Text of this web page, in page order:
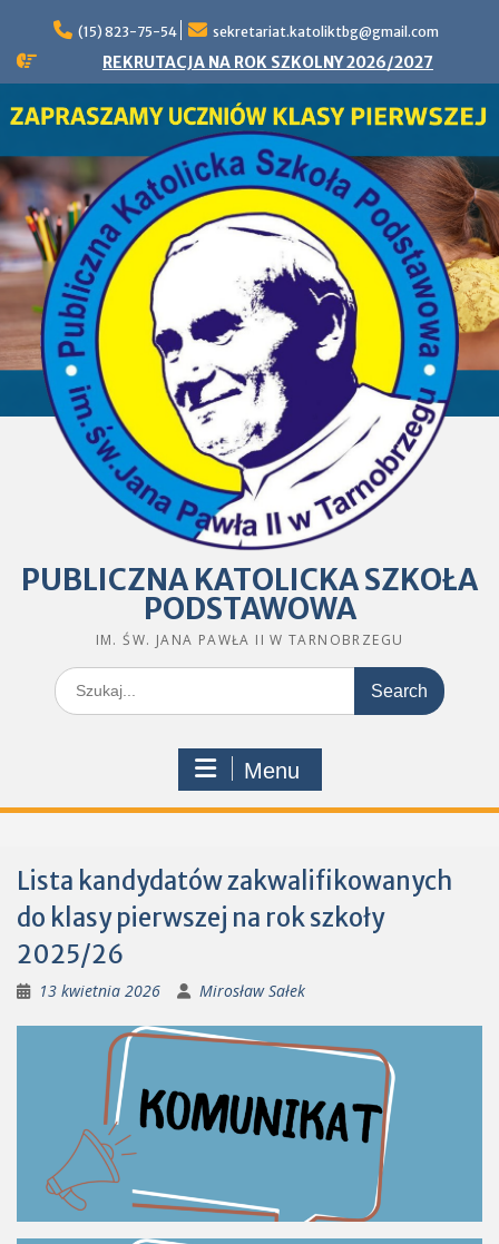
content
(15) 823-75-54 sekretariat.katoliktbg@gmail.com
REKRUTACJA NA ROK SZKOLNY 2026/2027
PUBLICZNA KATOLICKA SZKOŁA
PODSTAWOWA
IM. ŚW. JANA PAWŁA II W TARNOBRZEGU
Search
for:
Menu
Lista kandydatów zakwalifikowanych
do klasy pierwszej na rok szkoły
2025/26
13 kwietnia 2026 Mirosław Sałek